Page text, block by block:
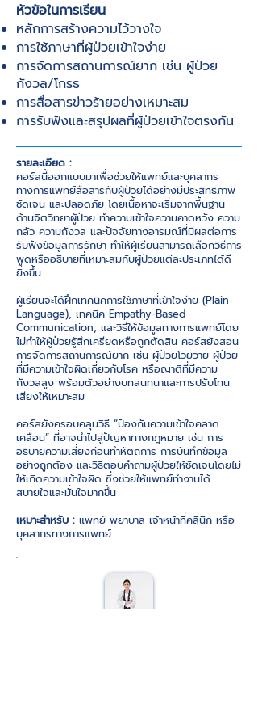
หัวข้อในการเรียน
หลักการสร้างความไว้วางใจ
การใช้ภาษาที่ผู้ป่วยเข้าใจง่าย
การจัดการสถานการณ์ยาก เช่น ผู้ป่วย
กังวล/โกรธ
การสื่อสารข่าวร้ายอย่างเหมาะสม
การรับฟังและสรุปผลที่ผู้ป่วยเข้าใจตรงกัน
รายละเอียด :
คอร์สนี้ออกแบบมาเพื่อช่วยให้แพทย์และบุคลากร
ทางการแพทย์สื่อสารกับผู้ป่วยได้อย่างมีประสิทธิภาพ
ชัดเจน และปลอดภัย โดยเนื้อหาจะเริ่มจากพื้นฐาน
ด้านจิตวิทยาผู้ป่วย ทำความเข้าใจความคาดหวัง ความ
กลัว ความกังวล และปัจจัยทางอารมณ์ที่มีผลต่อการ
รับฟังข้อมูลการรักษา ทำให้ผู้เรียนสามารถเลือกวิธีการ
พูดหรืออธิบายที่เหมาะสมกับผู้ป่วยแต่ละประเภทได้ดี
ยิ่งขึ้น
ผู้เรียนจะได้ฝึกเทคนิคการใช้ภาษาที่เข้าใจง่าย (Plain
Language), เทคนิค Empathy-Based
Communication, และวิธีให้ข้อมูลทางการแพทย์โดย
ไม่ทำให้ผู้ป่วยรู้สึกเครียดหรือถูกตัดสิน คอร์สยังสอน
การจัดการสถานการณ์ยาก เช่น ผู้ป่วยโวยวาย ผู้ป่วย
ที่มีความเข้าใจผิดเกี่ยวกับโรค หรือญาติที่มีความ
กังวลสูง พร้อมตัวอย่างบทสนทนาและการปรับโทน
เสียงให้เหมาะสม
คอร์สยังครอบคลุมวิธี “ป้องกันความเข้าใจคลาด
เคลื่อน” ที่อาจนำไปสู่ปัญหาทางกฎหมาย เช่น การ
อธิบายความเสี่ยงก่อนทำหัตถการ การบันทึกข้อมูล
อย่างถูกต้อง และวิธีตอบคำถามผู้ป่วยให้ชัดเจนโดยไม่
ให้เกิดความเข้าใจผิด ซึ่งช่วยให้แพทย์ทำงานได้
สบายใจและมั่นใจมากขึ้น
เหมาะสำหรับ : แพทย์ พยาบาล เจ้าหน้าที่คลินิก หรือ
บุคลากรทางการแพทย์